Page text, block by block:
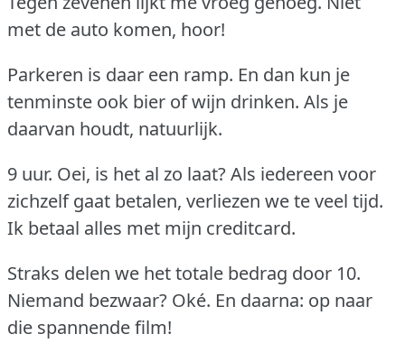
met de auto komen, hoor!
Parkeren is daar een ramp. En dan kun je
tenminste ook bier of wijn drinken. Als je
daarvan houdt, natuurlijk.
9 uur. Oei, is het al zo laat?Als iedereen voor
zichzelf gaat betalen, verliezen we te veel tijd.
Ik betaal alles met mijn creditcard.
Straks delen we het totale bedrag door 10.
Niemand bezwaar? Oké. En daarna: op naar
die spannende film!